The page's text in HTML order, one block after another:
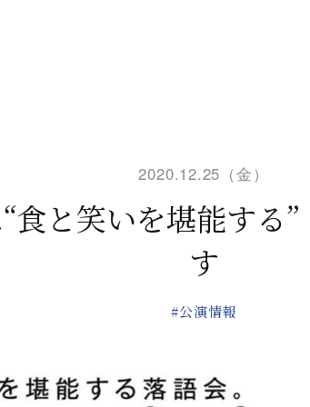
2020.12.25（金）
食と笑いを堪能する
す
#公演情報